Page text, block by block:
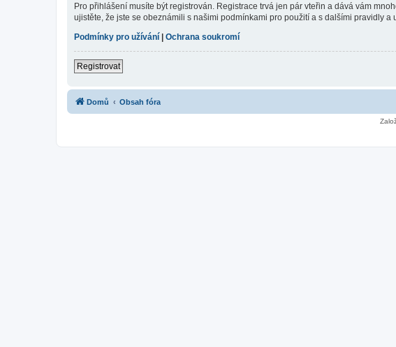
Pro přihlášení musíte být registrován. Registrace trvá jen pár vteřin a dává vám
ujistěte, že jste se obeznámili s našimi podmínkami pro použití a s dalšími pravidly
Podmínky pro užívání | Ochrana soukromí
Registrovat
Domů Obsah fóra